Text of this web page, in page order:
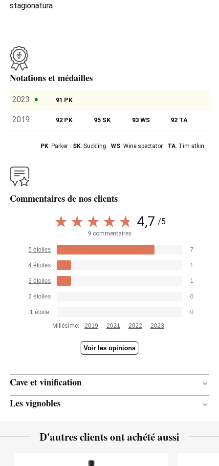
stagionatura
Notations et médailles
2023 91 PK
2019 92 PK 95 SK 93 WS 92 TA
PK: Parker SK: Suckling WS: Wine spectator TA: Tim atkin
Commentaires de nos clients
4,7 /5
9 commentaires
5 étoiles 7
4 étoiles 1
3 étoiles 1
2 étoiles 0
1 étoile
0
Millésime:
2019 2021 2022 2023
Voir les opinions
Cave et vinification
DURÉE DE L'ÉLEVAGE
Les vignobles
D'autres clients ont achété aussi